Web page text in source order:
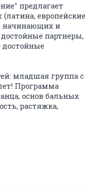
предлагает
европейские
начинающих и
партнеры,
младшая группа с
Программа
основ бальных
растяжка,